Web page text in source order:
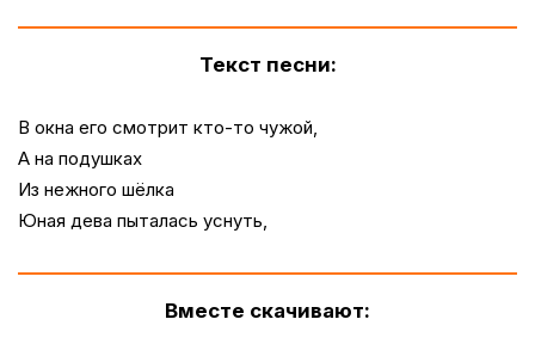
Текст песни:
В окна его смотрит кто-то чужой,
А на подушках
Из нежного шёлка
Юная дева пыталась уснуть,
Вместе скачивают: